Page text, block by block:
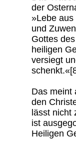
der
»Lebe
und
Gottes
heiligen
versiegt
Das meint
den
lässt nicht
ist
Heiligen